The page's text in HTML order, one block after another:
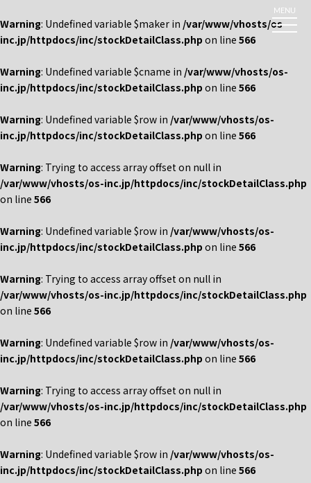
Warning: Undefined variable $maker in /var/www/vhosts/os-
inc.jp/httpdocs/inc/stockDetailClass.php on line 566
Warning: Undefined variable $cname in /var/www/vhosts/os-
inc.jp/httpdocs/inc/stockDetailClass.php on line 566
Warning: Undefined variable $row in /var/www/vhosts/os-
inc.jp/httpdocs/inc/stockDetailClass.php on line 566
Warning: Trying to access array offset on null in
/var/www/vhosts/os-inc.jp/httpdocs/inc/stockDetailClass.php
on line 566
Warning: Undefined variable $row in /var/www/vhosts/os-
inc.jp/httpdocs/inc/stockDetailClass.php on line 566
Warning: Trying to access array offset on null in
/var/www/vhosts/os-inc.jp/httpdocs/inc/stockDetailClass.php
on line 566
Warning: Undefined variable $row in /var/www/vhosts/os-
inc.jp/httpdocs/inc/stockDetailClass.php on line 566
Warning: Trying to access array offset on null in
/var/www/vhosts/os-inc.jp/httpdocs/inc/stockDetailClass.php
on line 566
Warning: Undefined variable $row in /var/www/vhosts/os-
inc.jp/httpdocs/inc/stockDetailClass.php on line 566
MENU